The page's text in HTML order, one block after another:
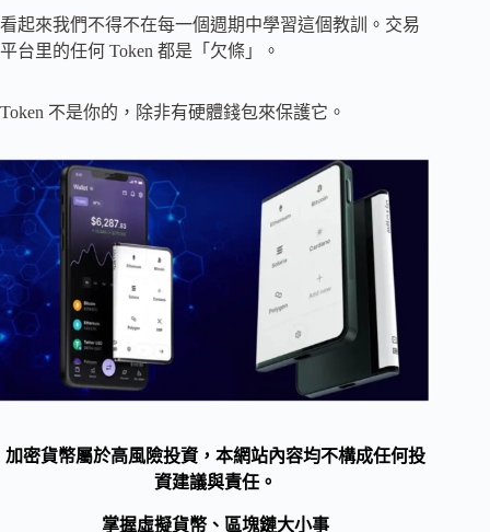
看起來我們不得不在每一個週期中學習這個教訓。交易
平台里的任何 Token 都是「欠條」。
Token 不是你的，除非有硬體錢包來保護它。
加密貨幣屬於高風險投資，本網站內容均不構成任何投
資建議與責任。
掌握虛擬貨幣、區塊鏈大小事